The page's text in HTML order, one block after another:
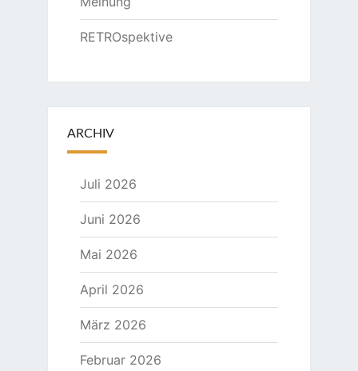
RETROspektive
ARCHIV
Juli 2026
Juni 2026
Mai 2026
April 2026
März 2026
Februar 2026